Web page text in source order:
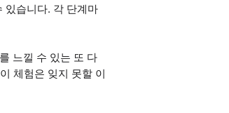
있습니다. 각 단계마
느낄 수 있는 또 다
체험은 잊지 못할 이